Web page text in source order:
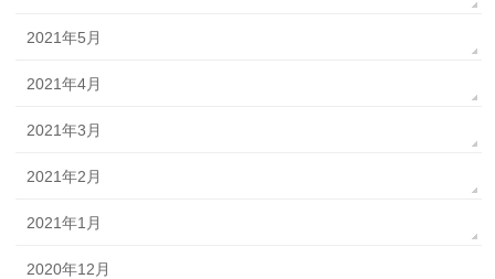
2021年5月
2021年4月
2021年3月
2021年2月
2021年1月
2020年12月